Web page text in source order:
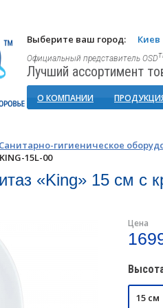
Выберите ваш город: Киев
Официальный представитель OSD
Лучший ассортимент
О КОМПАНИИ
Санитарно-гигиеническое
15L-00
«King» 15 см с
Цена
15 см